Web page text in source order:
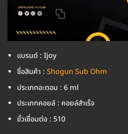
แบรนด์ : Ijoy
ชื่อสินค้า : Shogun Sub Ohm
ประเภทอะตอม : 6 ml
ประเภทคอยล์ : คอยล์สำเร็จ
ขั้วเชื่อมต่อ : 510